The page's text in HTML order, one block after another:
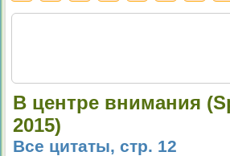
В центре внимания
2015)
Все цитаты, стр. 12